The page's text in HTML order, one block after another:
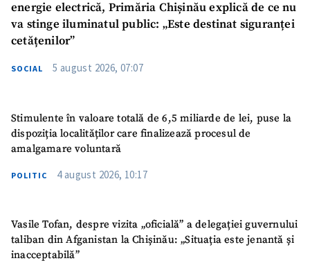
energie electrică, Primăria Chișinău explică de ce nu
va stinge iluminatul public: „Este destinat siguranței
cetățenilor”
SOCIAL 5 august 2026, 07:07
Stimulente în valoare totală de 6,5 miliarde de lei, puse la
dispoziția localităților care finalizează procesul de
amalgamare voluntară
POLITIC 4 august 2026, 10:17
Vasile Tofan, despre vizita „oficială” a delegației guvernului
taliban din Afganistan la Chișinău: „Situația este jenantă și
inacceptabilă”